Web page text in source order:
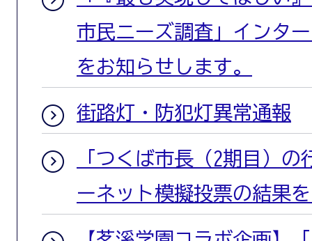
市民ニーズ調査」インタ
をお知らせします。
街路灯・防犯灯異常通報
「つくば市長（2期目）
ーネット模擬投票の結果